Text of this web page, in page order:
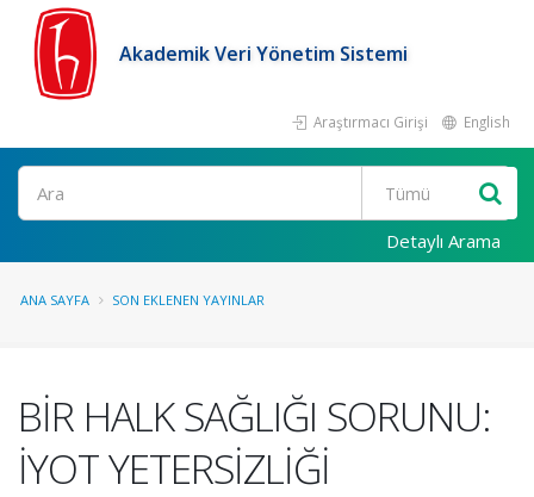
Akademik Veri Yönetim Sistemi
Araştırmacı Girişi English
Ara
Detaylı Arama
ANA SAYFA SON EKLENEN YAYINLAR
BİR HALK SAĞLIĞI SORUNU:
İYOT YETERSİZLİĞİ